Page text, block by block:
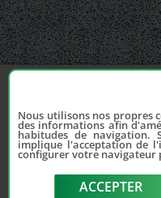
Nous utilisons nos propres
des informations afin
habitudes de navigation.
implique l'acceptation de
configurer votre navigateur
ACCEPTER